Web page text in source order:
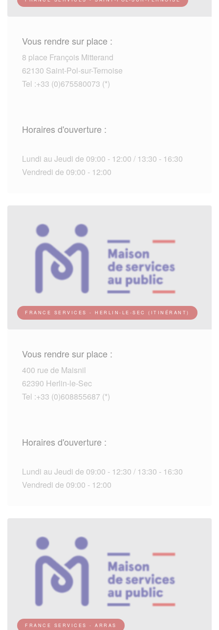
Vous rendre sur place :
8 place François Mitterand
62130 Saint-Pol-sur-Ternoise
Tel :+33 (0)675580073 (*)
Horaires d'ouverture :
Lundi au Jeudi de 09:00 - 12:00 / 13:30 - 16:30
Vendredi de 09:00 - 12:00
FRANCE SERVICES - HERLIN-LE-SEC (ITINÉRANT)
Vous rendre sur place :
400 rue de Maisnil
62390 Herlin-le-Sec
Tel :+33 (0)608855687 (*)
Horaires d'ouverture :
Lundi au Jeudi de 09:00 - 12:30 / 13:30 - 16:30
Vendredi de 09:00 - 12:00
FRANCE SERVICES - ARRAS